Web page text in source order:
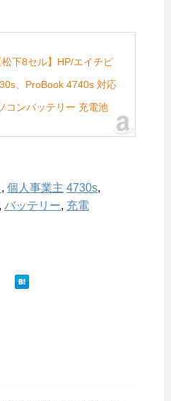
下8セル】HP/エイチピ
、ProBook 4740s 対応
コンバッテリー 充電池
, 個人事業主 4730s,
, バッテリー, 充電